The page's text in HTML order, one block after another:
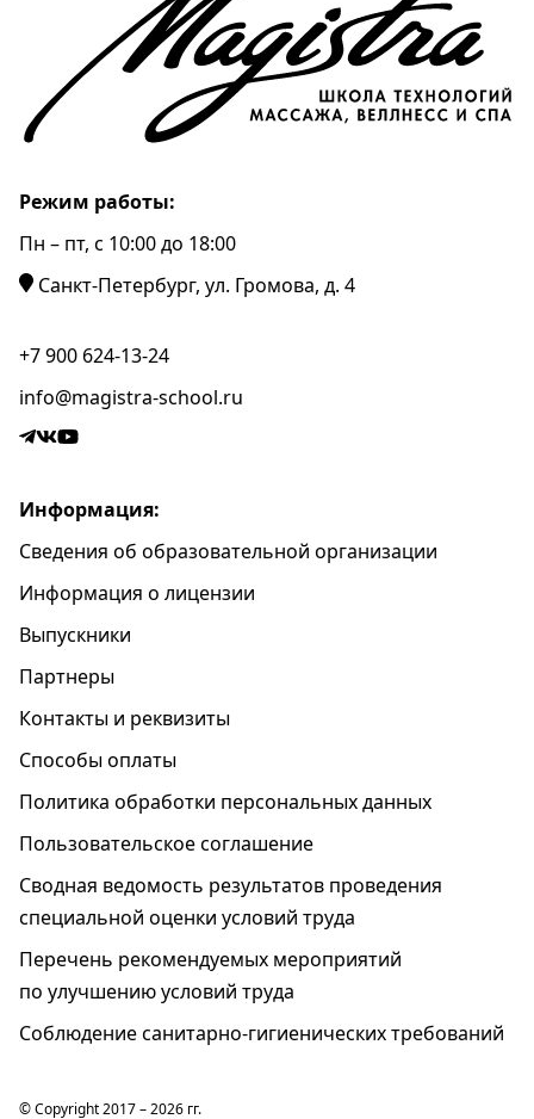
Режим работы:
Пн – пт, c 10:00 до 18:00
Санкт-Петербург, ул. Громова, д. 4
+7 900 624-13-24
info@magistra-school.ru
Информация:
Сведения об образовательной организации
Информация о лицензии
Выпускники
Партнеры
Контакты и реквизиты
Способы оплаты
Политика обработки персональных данных
Пользовательское соглашение
Cводная ведомость результатов проведения
специальной оценки условий труда
Перечень рекомендуемых мероприятий
по улучшению условий труда
Соблюдение санитарно-гигиенических требований
© Copyright 2017 – 2026 гг.